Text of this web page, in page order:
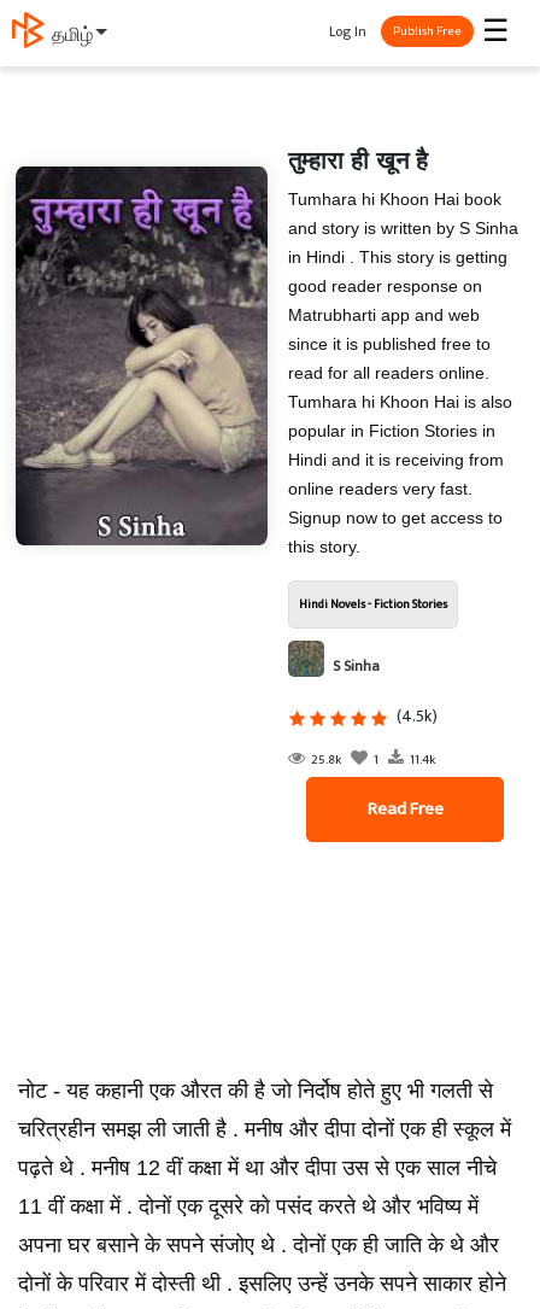
தமிழ் ☰
Log In Publish Free
तुम्हारा ही खून है
Tumhara hi Khoon Hai book
and story is written by S Sinha
in Hindi . This story is getting
good reader response on
Matrubharti app and web
since it is published free to
read for all readers online.
Tumhara hi Khoon Hai is also
popular in Fiction Stories in
Hindi and it is receiving from
online readers very fast.
Signup now to get access to
this story.
Hindi Novels - Fiction Stories
S Sinha
(4.5k)
25.8k 1 11.4k
Read Free
नोट - यह कहानी एक औरत की है जो निर्दोष होते हुए भी गलती से
चरित्रहीन समझ ली जाती है . मनीष और दीपा दोनों एक ही स्कूल में
पढ़ते थे . मनीष 12 वीं कक्षा में था और दीपा उस से एक साल नीचे
11 वीं कक्षा में . दोनों एक दूसरे को पसंद करते थे और भविष्य में
अपना घर बसाने के सपने संजोए थे . दोनों एक ही जाति के थे और
दोनों के परिवार में दोस्ती थी . इसलिए उन्हें उनके सपने साकार होने